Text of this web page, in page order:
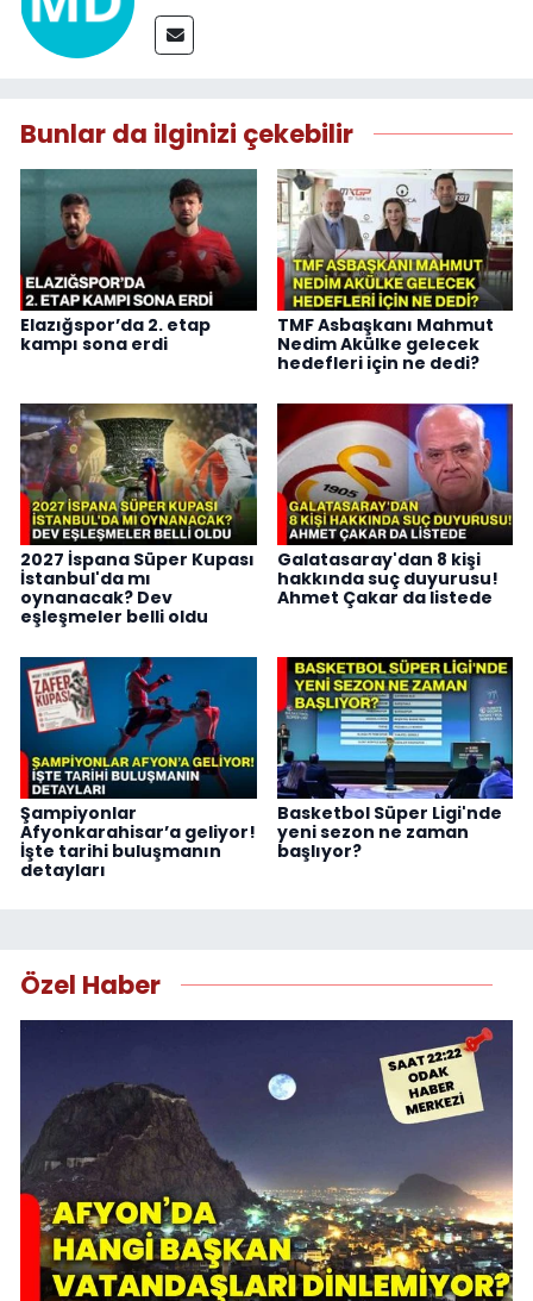
Bunlar da ilginizi çekebilir
Elazığspor’da 2. etap
kampı sona erdi
TMF Asbaşkanı Mahmut
Nedim Akülke gelecek
hedefleri için ne dedi?
2027 İspana Süper Kupası
İstanbul'da mı
oynanacak? Dev
eşleşmeler belli oldu
Galatasaray'dan 8 kişi
hakkında suç duyurusu!
Ahmet Çakar da listede
Şampiyonlar
Afyonkarahisar’a geliyor!
İşte tarihi buluşmanın
detayları
Basketbol Süper Ligi'nde
yeni sezon ne zaman
başlıyor?
Özel Haber